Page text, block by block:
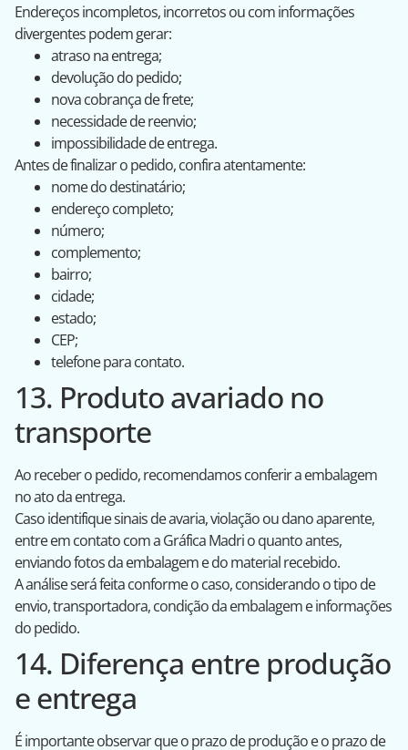
Endereços incompletos, incorretos ou com informações
divergentes podem gerar:
atraso na entrega;
devolução do pedido;
nova cobrança de frete;
necessidade de reenvio;
impossibilidade de entrega.
Antes de finalizar o pedido, confira atentamente:
nome do destinatário;
endereço completo;
número;
complemento;
bairro;
cidade;
estado;
CEP;
telefone para contato.
13. Produto avariado no
transporte
Ao receber o pedido, recomendamos conferir a embalagem
no ato da entrega.
Caso identifique sinais de avaria, violação ou dano aparente,
entre em contato com a Gráfica Madri o quanto antes,
enviando fotos da embalagem e do material recebido.
A análise será feita conforme o caso, considerando o tipo de
envio, transportadora, condição da embalagem e informações
do pedido.
14. Diferença entre produção
e entrega
É importante observar que o prazo de produção e o prazo de